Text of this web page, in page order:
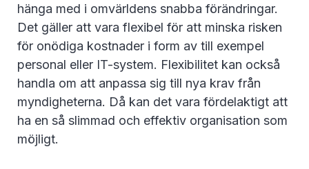
hänga med i omvärldens snabba förändringar.
Det gäller att vara flexibel för att minska risken
för onödiga kostnader i form av till exempel
personal eller IT-system. Flexibilitet kan också
handla om att anpassa sig till nya krav från
myndigheterna. Då kan det vara fördelaktigt att
ha en så slimmad och effektiv organisation som
möjligt.